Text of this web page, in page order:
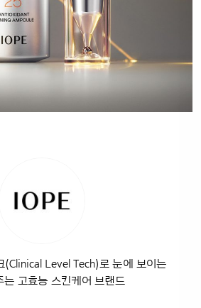
(Clinical Level Tech)로 눈에 보이는
는 고효능 스킨케어 브랜드